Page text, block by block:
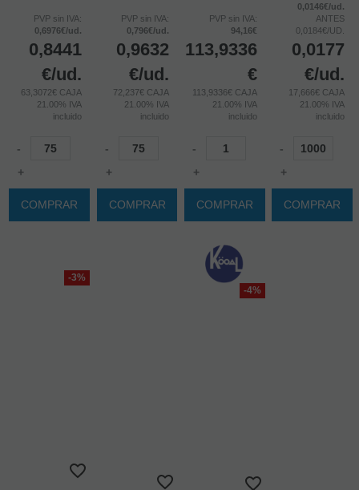
PVP sin IVA:
0,6976€/ud.
0,8441
€/ud.
63,3072€ CAJA
21.00% IVA
incluido
-
+
COMPRAR
PVP sin IVA:
0,796€/ud.
0,9632
€/ud.
72,237€ CAJA
21.00% IVA
incluido
-
+
COMPRAR
PVP sin IVA:
94,16€
113,9336
€
113,9336€ CAJA
21.00% IVA
incluido
-
+
COMPRAR
0,0146€/ud.
ANTES
0,0184€/UD.
0,0177
€/ud.
17,666€ CAJA
21.00% IVA
incluido
-
+
COMPRAR
-3%
-4%